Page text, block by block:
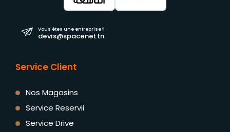
Vous êtes une entreprise ?
devis@spacenet.tn
Service Client
Nos Magasins
Service Reservii
Service Drive